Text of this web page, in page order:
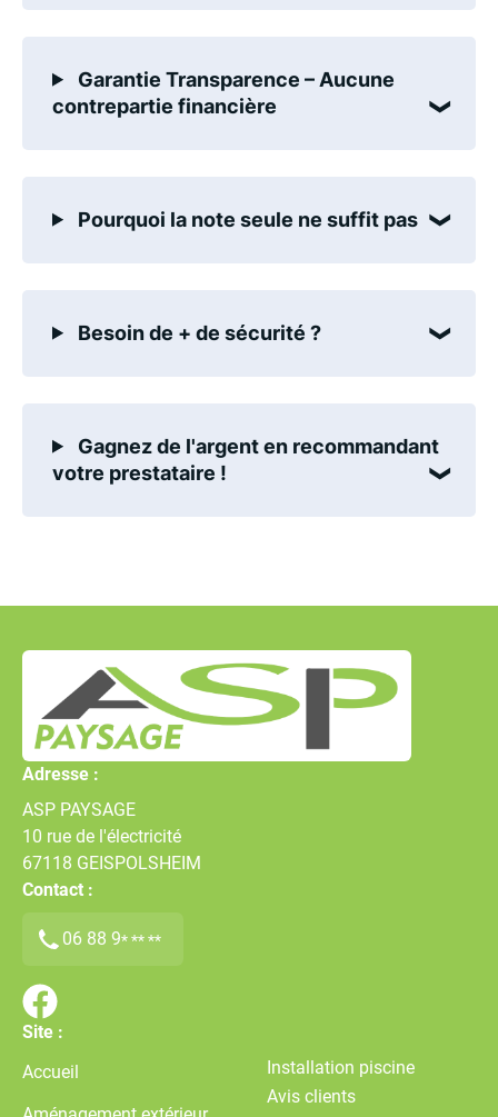
Garantie Transparence – Aucune
contrepartie financière
Pourquoi la note seule ne suffit pas
Besoin de + de sécurité ?
Gagnez de l'argent en recommandant
votre prestataire !
Adresse :
ASP PAYSAGE
10 rue de l'électricité
67118 GEISPOLSHEIM
Contact :
06 88 9* ** **
Site :
Accueil
Installation piscine
Avis clients